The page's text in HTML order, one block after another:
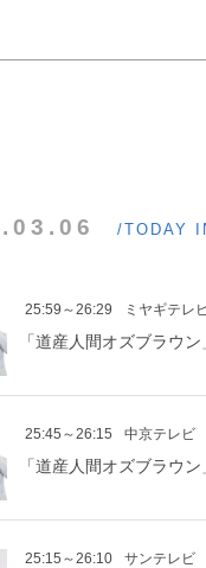
/TODAY
25:59～26:29 ミヤギテレ
「道産人間オズブラウン
25:45～26:15 中京テレビ
「道産人間オズブラウン
25:15～26:10 サンテレビ